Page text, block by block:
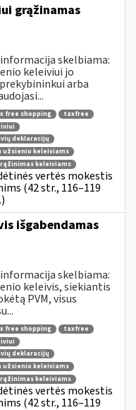
grąžinamas
skelbiama:
keleiviui jo
arba
free shopping
taxfree
deklaracijų
užsienio keleiviams
keleiviams
vertės mokestis
(42 str., 116–119
išgabendamas
skelbiama:
keleivis, siekiantis
PVM, visus
free shopping
taxfree
deklaracijų
užsienio keleiviams
keleiviams
vertės mokestis
(42 str., 116–119